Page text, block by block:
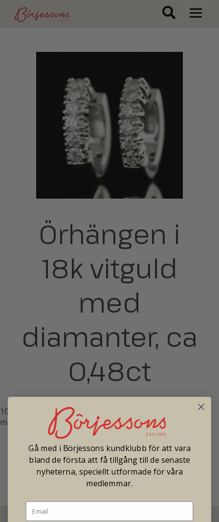
Örhängen i
18k vitguld
med
diamanter, ca
0,48ct
10 briljantslipade diamanter, kvalité ca W-Si. Diameter 15
mm. Vikt 6,3 gram. Bredd 3,4mm. Second hand.
Pris: 18 500
Tradionellt butikspris: 35 000
Gå med i Börjessons kundklubb för att vara
bland de första att få tillgång till de senaste
nyheterna, speciellt utformade för våra
medlemmar.